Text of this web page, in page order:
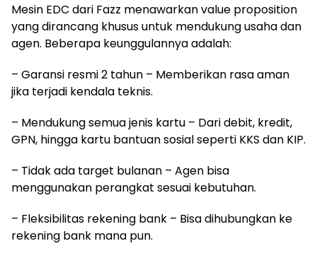
Mesin EDC dari Fazz menawarkan value proposition
yang dirancang khusus untuk mendukung usaha dan
agen. Beberapa keunggulannya adalah:
– Garansi resmi 2 tahun – Memberikan rasa aman
jika terjadi kendala teknis.
– Mendukung semua jenis kartu – Dari debit, kredit,
GPN, hingga kartu bantuan sosial seperti KKS dan KIP.
– Tidak ada target bulanan – Agen bisa
menggunakan perangkat sesuai kebutuhan.
– Fleksibilitas rekening bank – Bisa dihubungkan ke
rekening bank mana pun.